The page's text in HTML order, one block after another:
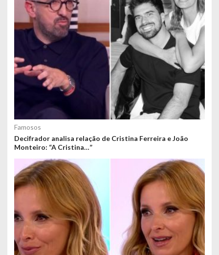
Famosos
Decifrador analisa relação de Cristina Ferreira e João
Monteiro: “A Cristina…”